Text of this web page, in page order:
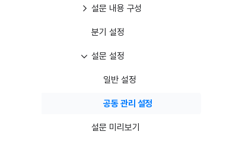
설문 내용 구성
분기 설정
설문 설정
일반 설정
공동 관리 설정
설문 미리보기